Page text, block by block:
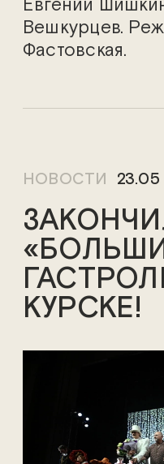
Евгений
Вешкурцев.
Фастовская.
НОВОСТИ 23.05
КУРСКЕ!